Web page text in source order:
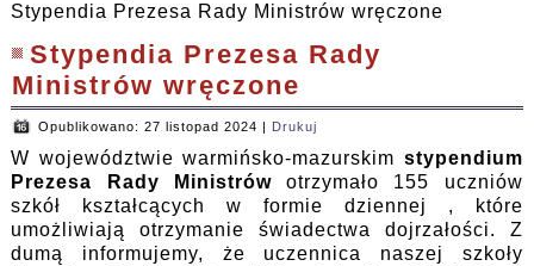
Stypendia Prezesa Rady Ministrów wręczone
Stypendia Prezesa Rady
Ministrów wręczone
Opublikowano: 27 listopad 2024 | Drukuj
W województwie warmińsko-mazurskim stypendium
Prezesa Rady Ministrówotrzymało 155 uczniów
szkół kształcących w formie dziennej , które
umożliwiają otrzymanie świadectwa dojrzałości. Z
dumą informujemy, że uczennica naszej szkoły